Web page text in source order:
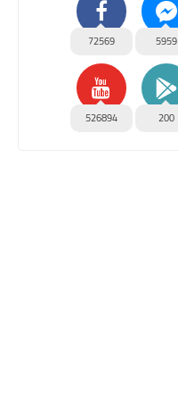
72569 5959
526894 200